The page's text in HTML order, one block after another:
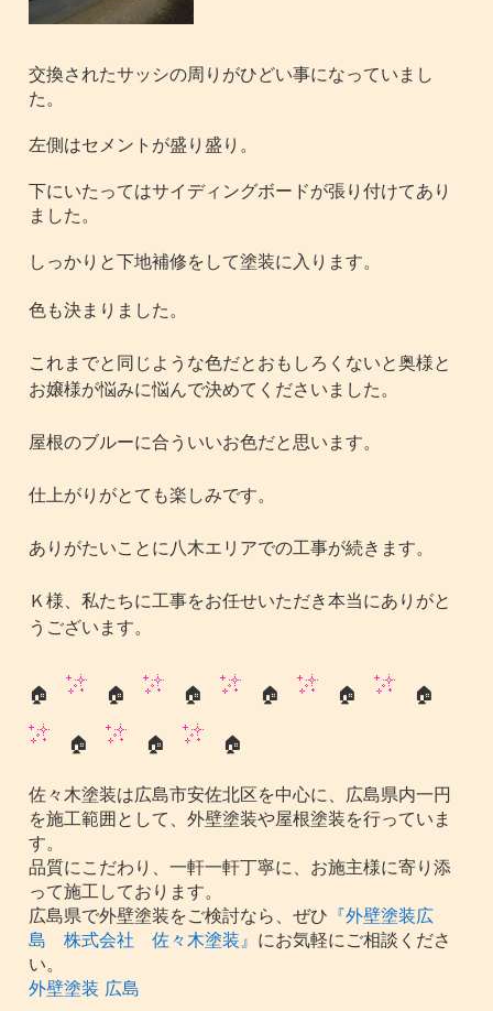
交換されたサッシの周りがひどい事になっていまし
た。
左側はセメントが盛り盛り。
下にいたってはサイディングボードが張り付けてあり
ました。
しっかりと下地補修をして塗装に入ります。
色も決まりました。
これまでと同じような色だとおもしろくないと奥様と
お嬢様が悩みに悩んで決めてくださいました。
屋根のブルーに合ういいお色だと思います。
仕上がりがとても楽しみです。
ありがたいことに八木エリアでの工事が続きます。
Ｋ様、私たちに工事をお任せいただき本当にありがと
うございます。
🏠 🏠 🏠 🏠 🏠 🏠
🏠 🏠 🏠
佐々木塗装は広島市安佐北区を中心に、広島県内一円
を施工範囲として、外壁塗装や屋根塗装を行っていま
す。
品質にこだわり、一軒一軒丁寧に、お施主様に寄り添
って施工しております。
広島県で外壁塗装をご検討なら、ぜひ 『外壁塗装広
島 株式会社 佐々木塗装』 にお気軽にご相談くださ
い。
外壁塗装 広島